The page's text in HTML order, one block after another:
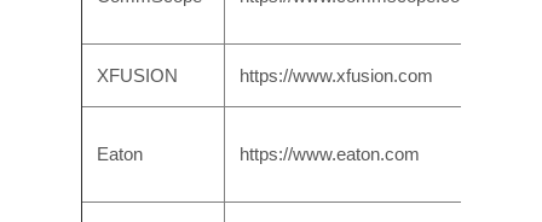
XFUSION https://www.xfusion.com
Eaton https://www.eaton.com